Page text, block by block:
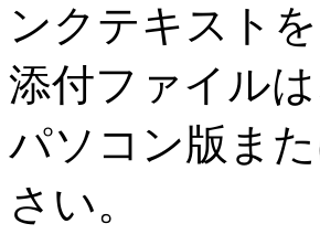
ンクテキスト
添付ファイル
パソコン版ま
さい。